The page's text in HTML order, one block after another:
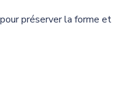
pour préserver la forme et